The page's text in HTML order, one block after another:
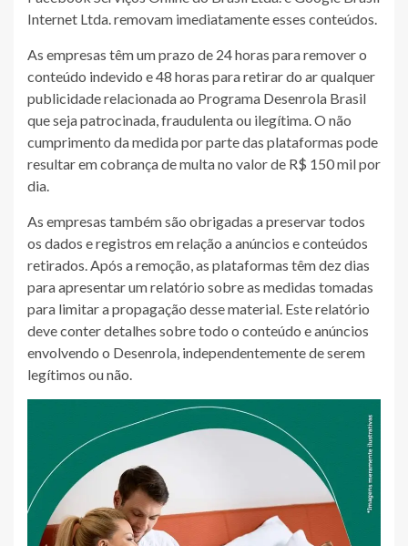
Internet Ltda. removam imediatamente esses conteúdos.
As empresas têm um prazo de 24 horas para remover o
conteúdo indevido e 48 horas para retirar do ar qualquer
publicidade relacionada ao Programa Desenrola Brasil
que seja patrocinada, fraudulenta ou ilegítima. O não
cumprimento da medida por parte das plataformas pode
resultar em cobrança de multa no valor de R$ 150 mil por
dia.
As empresas também são obrigadas a preservar todos
os dados e registros em relação a anúncios e conteúdos
retirados. Após a remoção, as plataformas têm dez dias
para apresentar um relatório sobre as medidas tomadas
para limitar a propagação desse material. Este relatório
deve conter detalhes sobre todo o conteúdo e anúncios
envolvendo o Desenrola, independentemente de serem
legítimos ou não.